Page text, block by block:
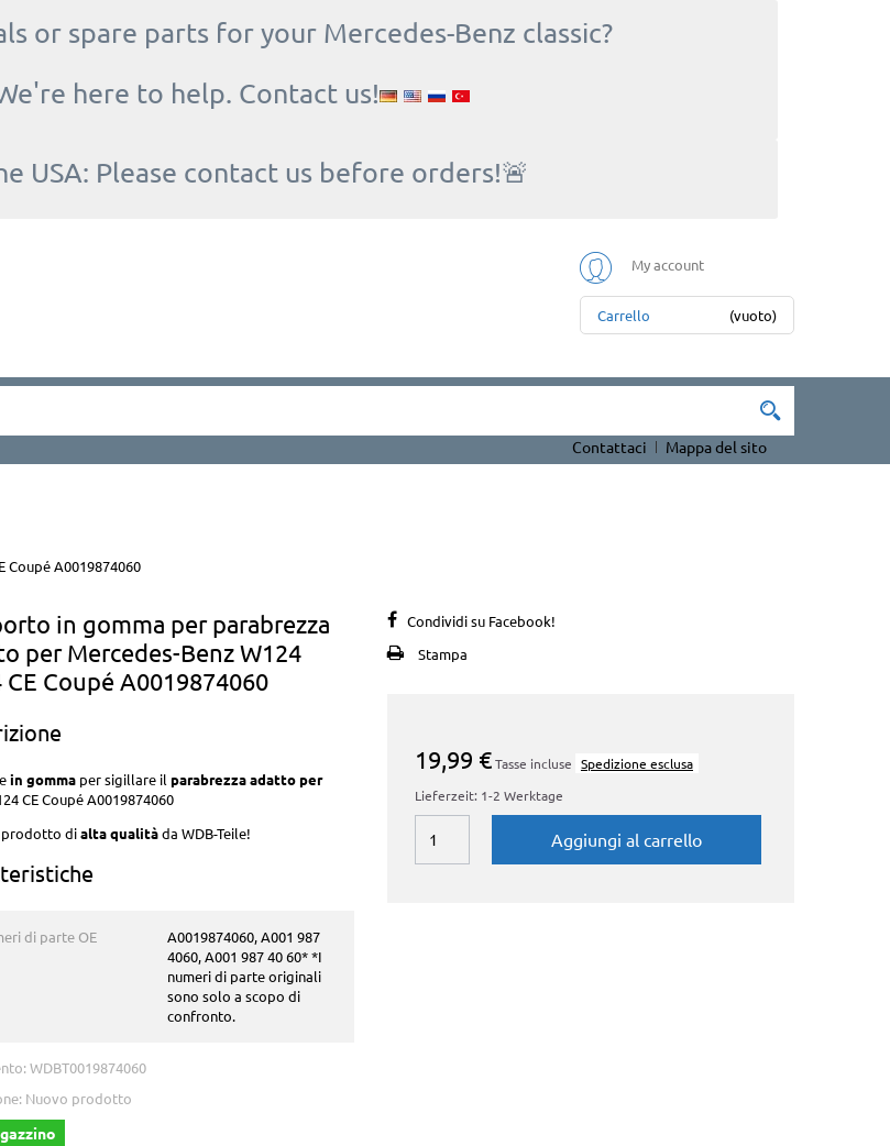
or spare parts for your Mercedes-Benz classic?
here to help. Contact us!
USA: Please contact us before orders!🚨
My account
Carrello (vuoto)
Contattaci Mappa del sito
Coupé A0019874060
in gomma per parabrezza
per Mercedes-Benz W124
CE Coupé A0019874060
in gommaper sigillare il parabrezza adatto per
CE CoupéA0019874060
dialta qualitàda WDB-Teile!
di parte OE
A0019874060, A001 987
4060, A001 987 40 60* *I
numeri di parte originali
sono solo a scopo di
confronto.
WDBT0019874060
Nuovo prodotto
Condividi su Facebook!
Stampa
19,99 €Tasse incluse Spedizione esclusa
Lieferzeit: 1-2 Werktage
Aggiungi al carrello